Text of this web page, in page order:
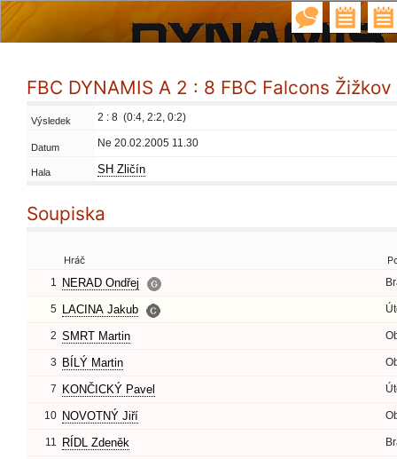
FBC DYNAMIS A 2 : 8 FBC Falcons Žižkov
Výsledek 2 : 8 (0:4, 2:2, 0:2)
Datum Ne 20.02.2005 11.30
Hala SH Zličín
Soupiska
Hráč
1
NERAD Ondřej
5 LACINA Jakub
2 SMRT Martin
3 BÍLÝ Martin
7 KONČICKÝ Pavel
10 NOVOTNÝ Jiří
11 RÍDL Zdeněk